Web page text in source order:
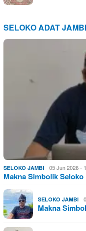
SELOKO ADAT JAMBI
SELOKO JAMBI 05 Jun 2026 -
Makna Simbolik
SELOKO JAMBI
Makna